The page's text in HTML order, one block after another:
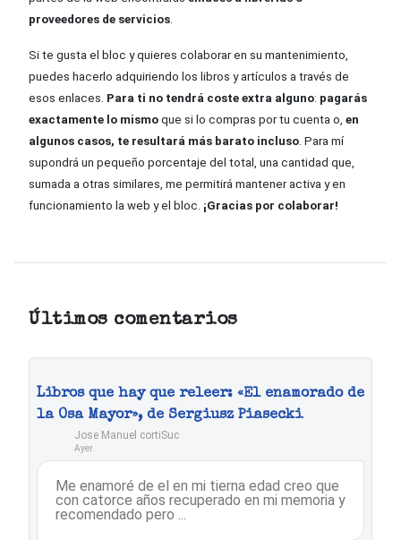
proveedores de servicios.
Si te gusta el bloc y quieres colaborar en su mantenimiento,
puedes hacerlo adquiriendo los libros y artículos a través de
esos enlaces. Para ti no tendrá coste extra alguno: pagarás
exactamente lo mismo que si lo compras por tu cuenta o, en
algunos casos, te resultará más barato incluso. Para mí
supondrá un pequeño porcentaje del total, una cantidad que,
sumada a otras similares, me permitirá mantener activa y en
funcionamiento la web y el bloc. ¡Gracias por colaborar!
Últimos comentarios
Libros que hay que releer: «El enamorado de
la Osa Mayor», de Sergiusz Piasecki
Jose Manuel cortiSuc
Ayer
Me enamoré de el en mi tierna edad creo que
con catorce años recuperado en mi memoria y
recomendado pero ...